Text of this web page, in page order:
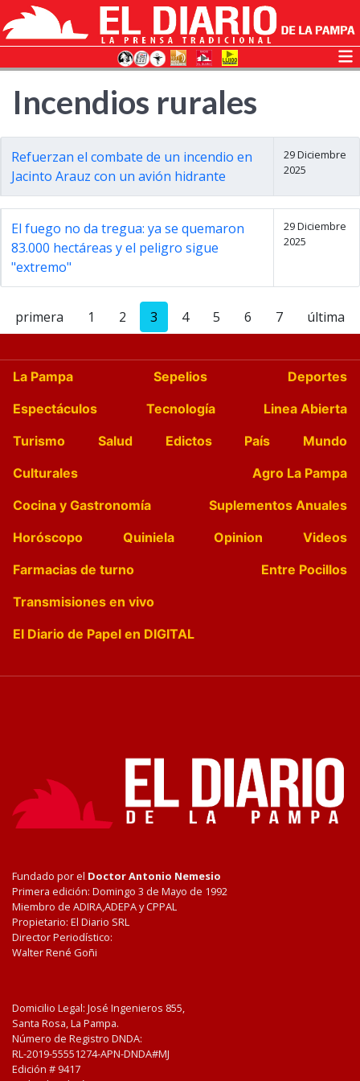
Incendios rurales
Refuerzan el combate de un incendio en
Jacinto Arauz con un avión hidrante
29 Diciembre
2025
El fuego no da tregua: ya se quemaron
83.000 hectáreas y el peligro sigue
"extremo"
29 Diciembre
2025
primera 1 2 3 4 5 6 7 última
La Pampa Sepelios
Deportes
Espectáculos
Tecnología
Linea Abierta
Turismo
Salud Edictos País
Mundo
Culturales
Agro La Pampa
Cocina y Gastronomía
Suplementos Anuales
Horóscopo
Quiniela Opinion
Videos
Farmacias de turno
Entre Pocillos
Transmisiones en vivo
El Diario de Papel en DIGITAL
Fundado por el Doctor Antonio Nemesio
Primera edición: Domingo 3 de Mayo de 1992
Miembro de ADIRA,ADEPA y CPPAL
Propietario: El Diario SRL
Director Periodístico:
Walter René Goñi
Domicilio Legal: José Ingenieros 855,
Santa Rosa, La Pampa.
Número de Registro DNDA:
RL-2019-55551274-APN-DNDA#MJ
Edición # 9417